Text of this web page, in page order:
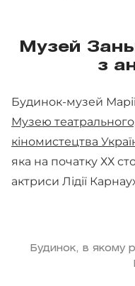
Музей
з
Будинок-музей
Музею
кіномистецтва
яка на початку ХХ
актриси Лідії
Будинок, в якому